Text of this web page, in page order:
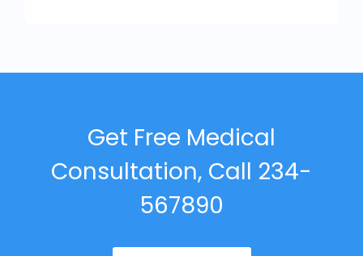
Get Free Medical
Consultation, Call 234-
567890